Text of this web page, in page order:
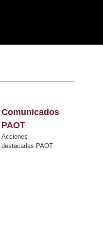
Comunicados
PAOT
Acciones
destacadas PAOT